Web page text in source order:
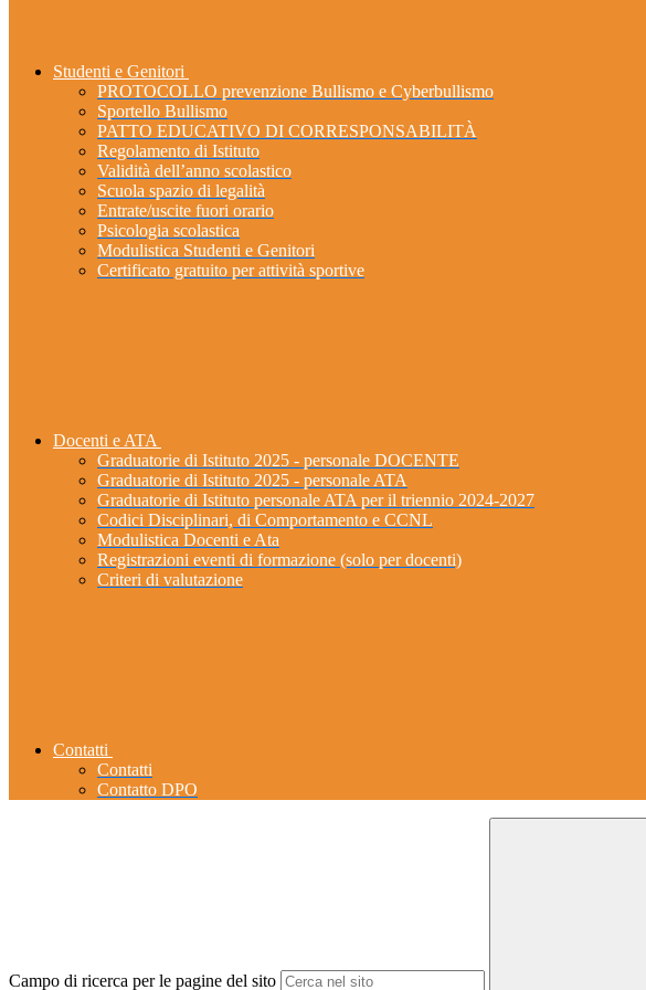
Studenti e Genitori
PROTOCOLLO prevenzione Bullismo e Cyberbullismo
Sportello Bullismo
PATTO EDUCATIVO DI CORRESPONSABILITÀ
Regolamento di Istituto
Validità dell’anno scolastico
Scuola spazio di legalità
Entrate/uscite fuori orario
Psicologia scolastica
Modulistica Studenti e Genitori
Certificato gratuito per attività sportive
Docenti e ATA
Graduatorie di Istituto 2025 - personale DOCENTE
Graduatorie di Istituto 2025 - personale ATA
Graduatorie di Istituto personale ATA per il triennio 2024-2027
Codici Disciplinari, di Comportamento e CCNL
Modulistica Docenti e Ata
Registrazioni eventi di formazione (solo per docenti)
Criteri di valutazione
Contatti
Contatti
Contatto DPO
Campo di ricerca per le pagine del sito